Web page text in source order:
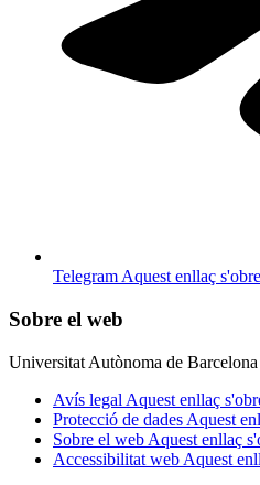
TelegramAquest enllaç
Sobre el web
Universitat Autònoma de Barcelona
Avís legal Aquest enllaç
Protecció de dades Aquest
Sobre el web Aquest enllaç
Accessibilitat web Aquest